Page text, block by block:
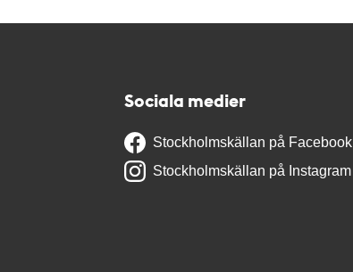
Sociala medier
Stockholmskällan på Facebook
Stockholmskällan på Instagram